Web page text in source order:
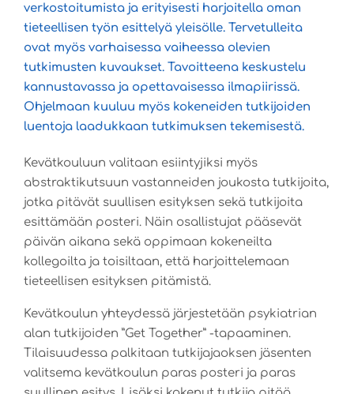
verkostoitumista ja erityisesti harjoitella oman
tieteellisen työn esittelyä yleisölle. Tervetulleita
ovat myös varhaisessa vaiheessa olevien
tutkimusten kuvaukset. Tavoitteena keskustelu
kannustavassa ja opettavaisessa ilmapiirissä.
Ohjelmaan kuuluu myös kokeneiden tutkijoiden
luentoja laadukkaan tutkimuksen tekemisestä.
Kevätkouluun valitaan esiintyjiksi myös
abstraktikutsuun vastanneiden joukosta tutkijoita,
jotka pitävät suullisen esityksen sekä tutkijoita
esittämään posteri. Näin osallistujat pääsevät
päivän aikana sekä oppimaan kokeneilta
kollegoilta ja toisiltaan, että harjoittelemaan
tieteellisen esityksen pitämistä.
Kevätkoulun yhteydessä järjestetään psykiatrian
alan tutkijoiden ”Get Together” -tapaaminen.
Tilaisuudessa palkitaan tutkijajaoksen jäsenten
valitsema kevätkoulun paras posteri ja paras